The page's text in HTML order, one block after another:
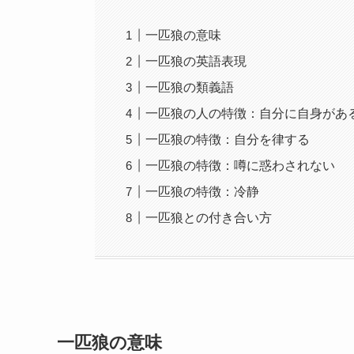
一匹狼の意味
一匹狼の英語表現
一匹狼の類義語
一匹狼の人の特徴：自分に自身があ
一匹狼の特徴：自分を律する
一匹狼の特徴：噂に惑わされない
一匹狼の特徴：冷静
一匹狼との付き合い方
一匹狼の意味